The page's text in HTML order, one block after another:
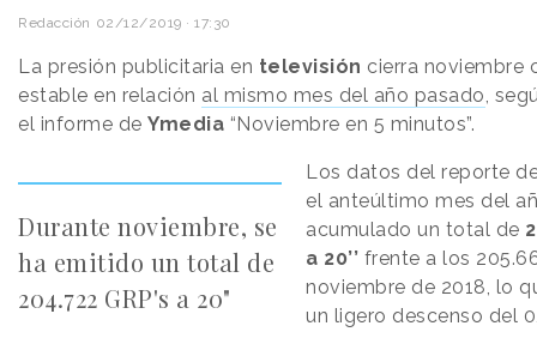
Redacción 02/12/2019 · 17:30
La presión publicitaria en televisión cierra noviembre
estable en relación al mismo mes del año pasado ,
el informe de Ymedia “Noviembre en 5 minutos”.
Durante noviembre, se
ha emitido un total de
204.722 GRP's a 20"
Los datos del reporte
el anteúltimo mes del
acumulado un total de
a 20’’ frente a los
noviembre de 2018, lo
un ligero descenso del